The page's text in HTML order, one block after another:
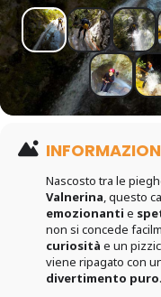
Nascosto tra le
Valnerina, questo
emozionanti e
non si concede
curiosità e un
viene ripagato con
divertimento puro.